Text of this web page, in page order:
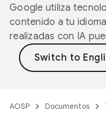
Google utiliza
contenido a tu
realizadas con IA
AOSP Documentos